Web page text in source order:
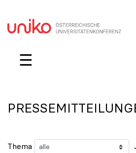
☰
Thema